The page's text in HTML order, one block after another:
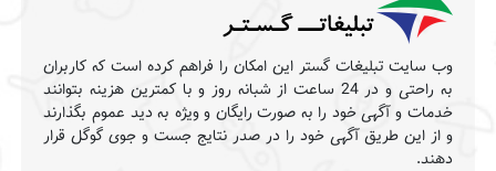
وب سایت تبلیغات گستر این امکان را فراهم کرده است که کاربران
به راحتی و در 24 ساعت از شبانه روز و با کمترین هزینه بتوانند
خدمات و آگهی خود را به صورت رایگان و ویژه به دید عموم بگذارند
و از این طریق آگهی خود را در صدر نتایج جست و جوی گوگل قرار
دهند.